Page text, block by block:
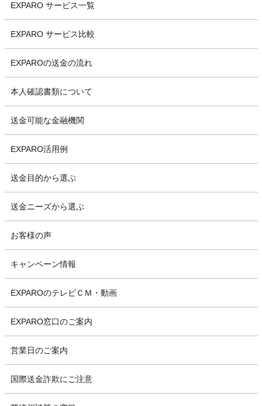
EXPARO サービス一覧
EXPARO サービス比較
EXPAROの送金の流れ
本人確認書類について
送金可能な金融機関
EXPARO活用例
送金目的から選ぶ
送金ニーズから選ぶ
お客様の声
キャンペーン情報
EXPAROのテレビＣＭ・動画
EXPARO窓口のご案内
営業日のご案内
国際送金詐欺にご注意